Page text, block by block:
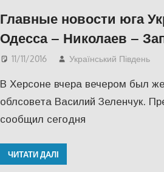
Главные новости юга
Одесса – Николаев –
11/11/2016 Український Південь
В Херсоне вчера вечером был
облсовета Василий Зеленчук.
сообщил сегодня
ЧИТАТИ ДАЛІ